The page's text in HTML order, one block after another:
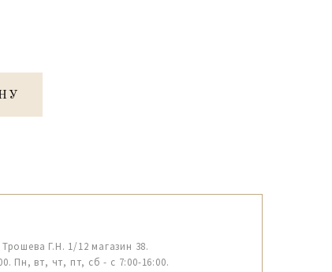
Г.Н. 1/12 магазин 38.
Пн, вт, чт, пт, сб - с 7:00-16:00.